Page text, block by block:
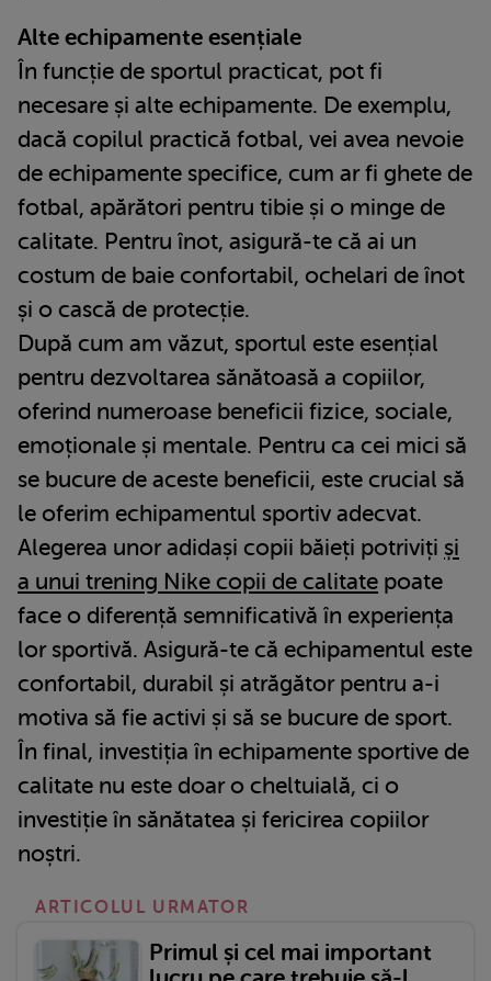
Alte echipamente esențiale
În funcție de sportul practicat, pot fi
necesare și alte echipamente. De exemplu,
dacă copilul practică fotbal, vei avea nevoie
de echipamente specifice, cum ar fi ghete de
fotbal, apărători pentru tibie și o minge de
calitate. Pentru înot, asigură-te că ai un
costum de baie confortabil, ochelari de înot
și o cască de protecție.
După cum am văzut, sportul este esențial
pentru dezvoltarea sănătoasă a copiilor,
oferind numeroase beneficii fizice, sociale,
emoționale și mentale. Pentru ca cei mici să
se bucure de aceste beneficii, este crucial să
le oferim echipamentul sportiv adecvat.
Alegerea unor adidași copii băieți potriviți și
a unui trening Nike copii de calitate poate
face o diferență semnificativă în experiența
lor sportivă. Asigură-te că echipamentul este
confortabil, durabil și atrăgător pentru a-i
motiva să fie activi și să se bucure de sport.
În final, investiția în echipamente sportive de
calitate nu este doar o cheltuială, ci o
investiție în sănătatea și fericirea copiilor
noștri.
ARTICOLUL URMATOR
Primul și cel mai important